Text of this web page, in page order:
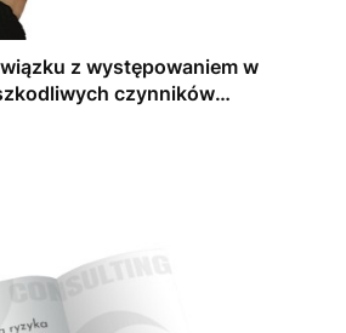
z występowaniem w
czynników